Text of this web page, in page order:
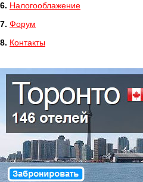
6. Налогооблажение
7. Форум
8. Контакты